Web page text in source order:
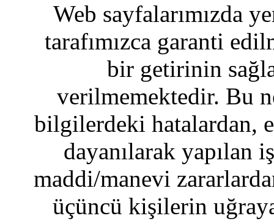
Web sayfalarımızda
tarafımızca garanti
bir getirinin
verilmemektedir. Bu
bilgilerdeki hatalardan,
dayanılarak yapılan
maddi/manevi
üçüncü kişilerin